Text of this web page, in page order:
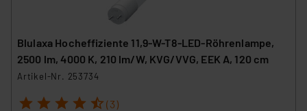
Blulaxa Hocheffiziente 11,9-W-T8-LED-Röhrenlampe,
2500 lm, 4000 K, 210 lm/W, KVG/VVG, EEK A, 120 cm
Artikel-Nr. 253734
1 2 3 4 5 (3)